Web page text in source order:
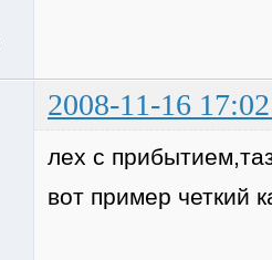
2008-11-16
лех с
вот пример четкий